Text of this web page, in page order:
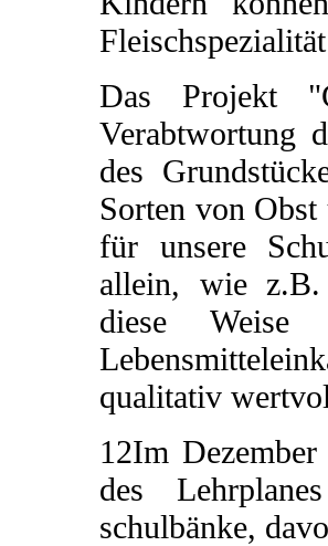
Das Projekt
Verabtwortung
des
Sorten von
für unsere
allein, wie
diese
qualitativ
12Im
des
schulbänke,